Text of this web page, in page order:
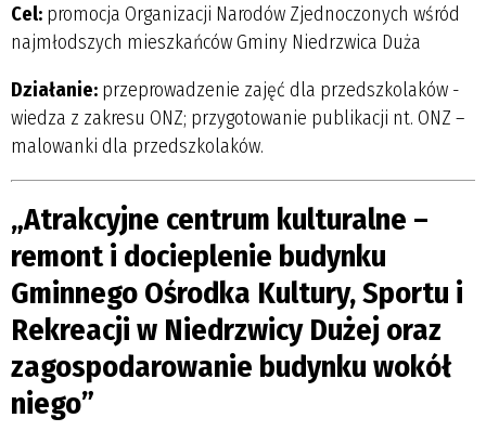
Cel: promocja Organizacji Narodów Zjednoczonych wśród
najmłodszych mieszkańców Gminy Niedrzwica Duża
Działanie: przeprowadzenie zajęć dla przedszkolaków -
wiedza z zakresu ONZ; przygotowanie publikacji nt. ONZ –
malowanki dla przedszkolaków.
„Atrakcyjne centrum kulturalne –
remont i docieplenie budynku
Gminnego Ośrodka Kultury, Sportu i
Rekreacji w Niedrzwicy Dużej oraz
zagospodarowanie budynku wokół
niego”